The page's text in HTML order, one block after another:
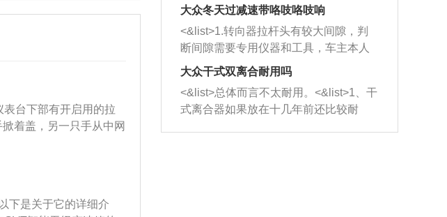
台下部有开启用的拉
着盖，另一只手从中网
有拉线把手，拉开解
开发动机引擎盖。
下是关于它的详细介
洗剂对堵塞的情况得到解决，将清洗剂
放在燃油箱中，与燃油混合后，车辆启
动时，就可以和汽油一起进入到燃烧
室，最后形成废气排出，就可以让三元
催化器得到清洗，排气管堵塞的情况就
能够得到解决。
习，这样就可以形成肌肉记忆，在真实
驾驶车辆时，不需要记忆也能打好方
向。
和发动机内持续温度变化使其密封效果
逐渐减弱，导致渗油或漏油。<&list>2、
活塞间隙过大：积碳会使活塞环与缸体
的间隙扩大，导致机油流入燃烧室中，
造成烧机油。<&list>3、机油粘度。使用
机油粘度过小的话，同样会有烧机油现
象，机油粘度过小具有很好的流动性，
大众冬天过减速带咯吱咯吱响
<&list>1.转向器拉杆头有较大间隙，判
断间隙需要专用仪器和工具，车主本人
无法制作，需要将车辆送到修理厂或4s
店；<&list>2.车辆半轴套管防尘罩破
裂，破裂后会出现漏油现象，使半轴磨
损严重，磨损的半轴容易损坏，产生异
响；<&list>3.稳定器的转向胶套和球头
大众干式双离合耐用吗
<&list>总体而言不太耐用。<&list>1、干
式离合器如果放在十几年前还比较耐